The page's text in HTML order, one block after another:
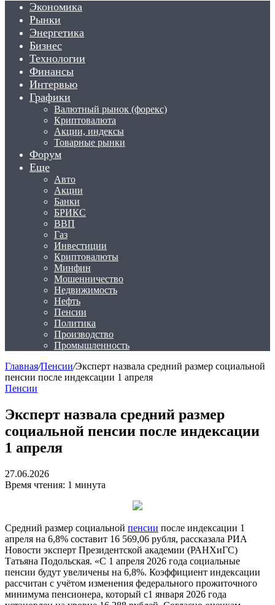
Экономика
Рынки
Энергетика
Бизнес
Технологии
Финансы
Интервью
Графики
Валютный рынок (форекс)
Криптовалюта
Акции, индексы
Товарные рынки
Форум
Еще
Авто
Акции
Банки
БРИКС
ВВП
Газ
Инвестиции
Криптовалюты
Минфин
Мошенничество
Недвижимость
Нефть
Пенсии
Политика
Производство
Промышленность
Главная/Пенсии/Эксперт назвала средний размер социальной
пенсии после индексации 1 апреля
Пенсии
Эксперт назвала средний размер
социальной пенсии после индексации
1 апреля
27.06.2026
Время чтения: 1 минута
Средний размер социальной пенсии после индексации 1
апреля на 6,8% составит 16 569,06 рубля, рассказала РИА
Новости эксперт Президентской академии (РАНХиГС)
Татьяна Подольская. «С 1 апреля 2026 года социальные
пенсии будут увеличены на 6,8%. Коэффициент индексации
рассчитан с учётом изменения федерального прожиточного
минимума пенсионера, который с1 января 2026 года